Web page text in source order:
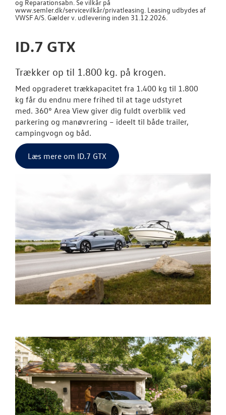
og Reparationsabn. Se vilkår på
www.semler.dk/servicevilkår/privatleasing. Leasing udbydes af
VWSF A/S. Gælder v. udlevering inden 31.12.2026.
ID.7 GTX
Trækker op til 1.800 kg. på krogen.
Med opgraderet trækkapacitet fra 1.400 kg til 1.800
kg får du endnu mere frihed til at tage udstyret
med. 360° Area View giver dig fuldt overblik ved
parkering og manøvrering – ideelt til både trailer,
campingvogn og båd.
Læs mere om ID.7 GTX